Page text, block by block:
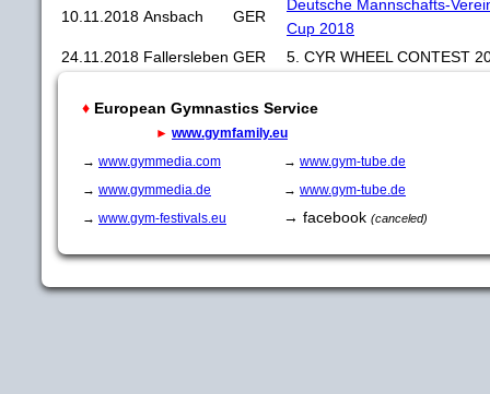
10.11.2018 Ansbach GER
Deutsche Mannschafts-
Cup 2018
24.11.2018 Fallersleben GER 5. CYR WHEEL CONTEST
♦ European Gymnastics Service
► www.gymfamily.eu
→ www.gymmedia.com → www.gym-tube.de
→ www.gymmedia.de → www.gym-tube.de
→ www.gym-festivals.eu → facebook (canceled)